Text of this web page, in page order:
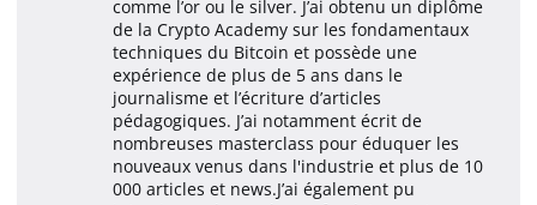
comme l’or ou le silver. J’ai obtenu un diplôme
de la Crypto Academy sur les fondamentaux
techniques du Bitcoin et possède une
expérience de plus de 5 ans dans le
journalisme et l’écriture d’articles
pédagogiques. J’ai notamment écrit de
nombreuses masterclass pour éduquer les
nouveaux venus dans l'industrie et plus de 10
000 articles et news.J’ai également pu